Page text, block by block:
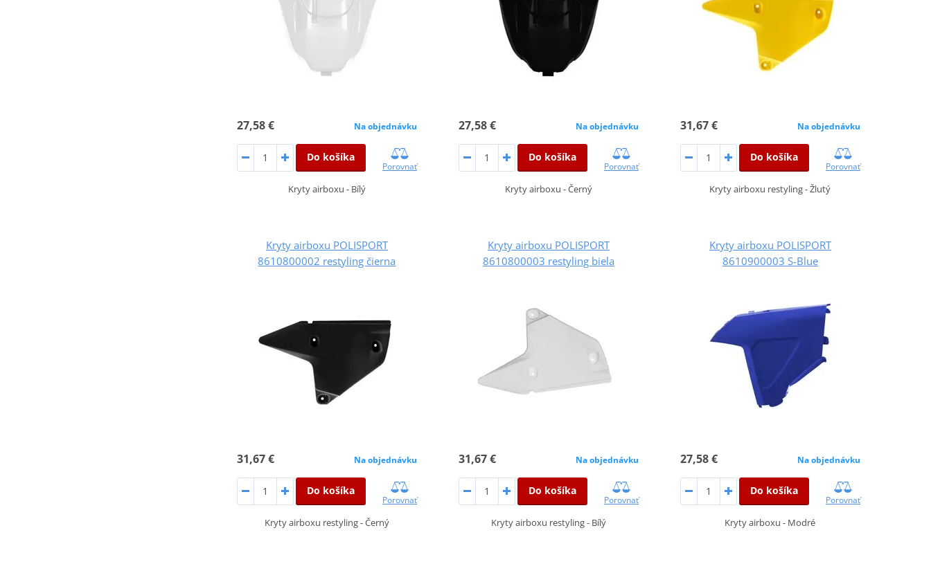
27,58 € Na objednávku
Do košíka
Porovnať
Kryty airboxu - Bílý
27,58 € Na objednávku
Do košíka
Porovnať
Kryty airboxu - Černý
31,67 € Na objednávku
Do košíka
Porovnať
Kryty airboxu restyling - Žlutý
Kryty airboxu POLISPORT
8610800002 restyling čierna
31,67 € Na objednávku
Do košíka
Porovnať
Kryty airboxu restyling - Černý
Kryty airboxu POLISPORT
8610800003 restyling biela
31,67 € Na objednávku
Do košíka
Porovnať
Kryty airboxu restyling - Bílý
Kryty airboxu POLISPORT
8610900003 S-Blue
27,58 € Na objednávku
Do košíka
Porovnať
Kryty airboxu - Modré